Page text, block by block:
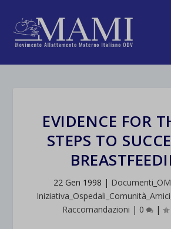
EVIDENCE FOR
STEPS TO
22 Gen 1998 |
Iniziativa_Ospedali_Comunità_Amici
Raccomandazioni | 0 |